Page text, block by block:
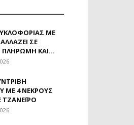
ΜΕ
ΑΛΛΆΖΕΙ ΣΕ
ΠΛΗΡΩΜΉ ΚΑΙ...
ΜΕ 4 ΝΕΚΡΟΎΣ
ΤΖΑΝΈΙΡΟ